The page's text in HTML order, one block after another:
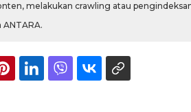
melakukan crawling atau
5